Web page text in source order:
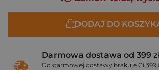
DODAJ DO
Darmowa dostawa od 399
Do darmowej dostawy brakuje Ci